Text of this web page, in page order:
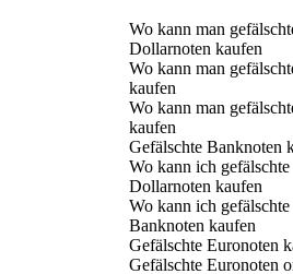
Wo kann man
Dollarnoten kaufen
Wo kann man
kaufen
Wo kann man
kaufen
Gefälschte Banknoten
Wo kann ich gefälschte
Dollarnoten kaufen
Wo kann ich gefälschte
Banknoten kaufen
Gefälschte Euronoten
Gefälschte Euronoten